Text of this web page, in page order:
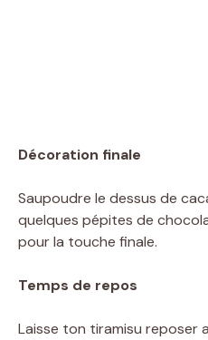
Décoration finale
Saupoudre le dessus de
quelques pépites de
pour la touche finale.
Temps de repos
Laisse ton tiramisu reposer